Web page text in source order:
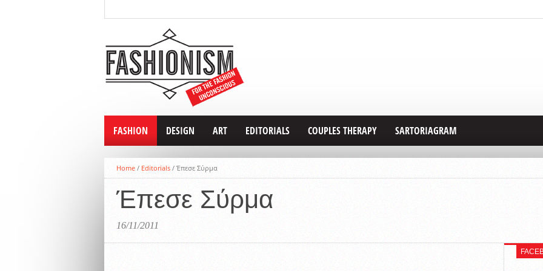
FASHION DESIGN ART EDITORIALS COUPLES THERAPY SARTORIAGRAM
Home / Editorials / Έπεσε Σύρμα
Έπεσε Σύρμα
16/11/2011